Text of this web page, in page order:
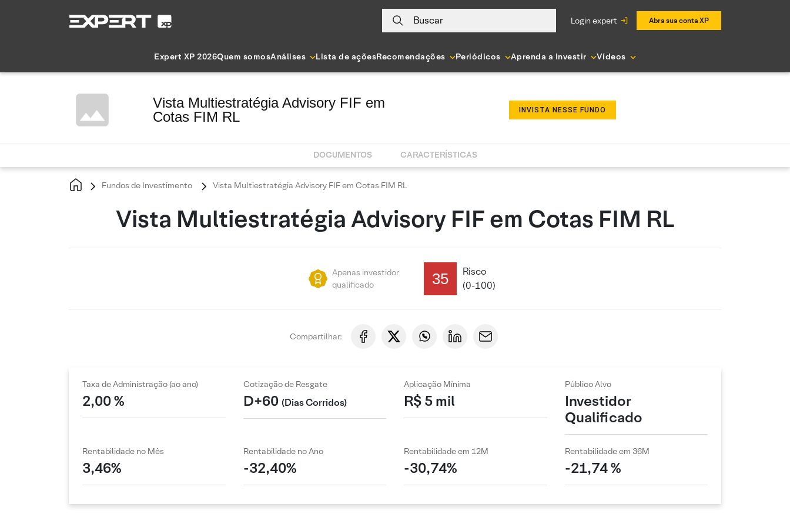
Buscar login expert Abra sua conta XP
Expert XP 2026Quem somosAnálises Lista de açõesRecomendações Periódicos Aprenda a Investir Vídeos
Vista Multiestratégia Advisory FIF em
Cotas FIM RL
INVISTA NESSE FUNDO
DOCUMENTOS CARACTERÍSTICAS
Fundos de Investimento Vista Multiestratégia Advisory FIF em Cotas FIM RL
Vista Multiestratégia Advisory FIF em Cotas FIM RL
Apenas investidor
qualificado
35
Risco
(0-100)
Compartilhar:
Taxa de Administração (ao ano)
2,00 %
Cotização de Resgate
D+60 (Dias Corridos)
Aplicação Mínima
R$ 5 mil
Público Alvo
Investidor
Qualificado
Rentabilidade no Mês
3,46%
Rentabilidade no Ano
-32,40%
Rentabilidade em 12M
-30,74%
Rentabilidade em 36M
-21,74 %